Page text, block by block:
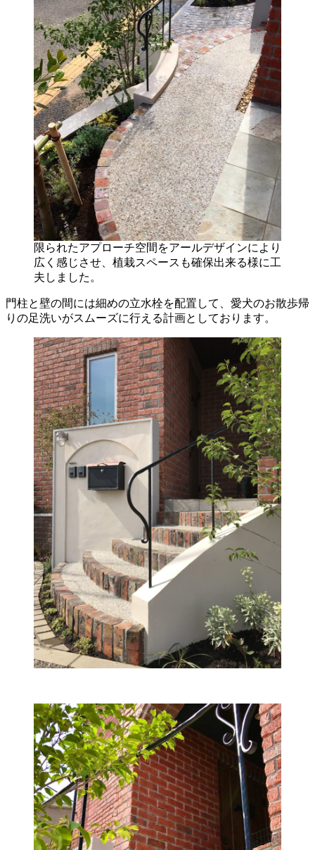
限られたアプローチ空間をアールデザインにより
広く感じさせ、植栽スペースも確保出来る様に工
夫しました。
門柱と壁の間には細めの立水栓を配置して、愛犬のお散歩帰
りの足洗いがスムーズに行える計画としております。